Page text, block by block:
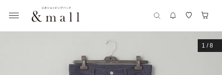
1 /8